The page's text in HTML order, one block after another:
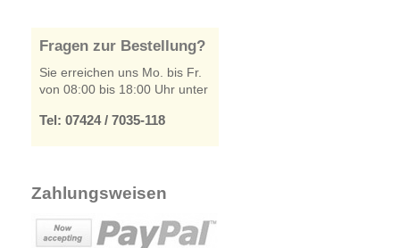
Fragen zur Bestellung?
Sie erreichen uns Mo. bis Fr.
von 08:00 bis 18:00 Uhr unter
Tel: 07424 / 7035-118
Zahlungsweisen